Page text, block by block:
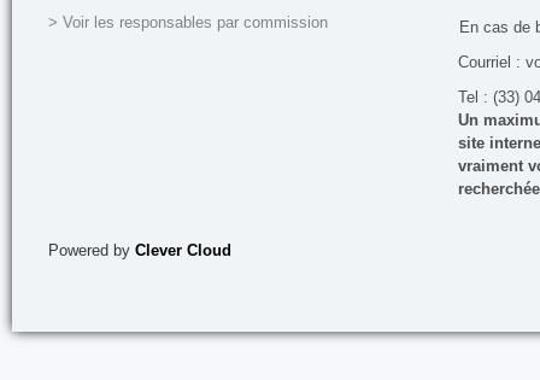
> Voir les responsables par commission
En cas de
Courriel :
Tel : (33)
Un
site
vraiment
Powered by Clever Cloud